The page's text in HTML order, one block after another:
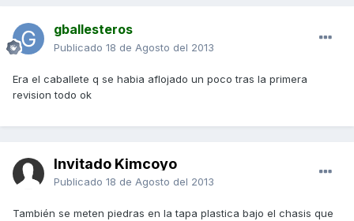
gballesteros
Publicado 18 de Agosto del 2013
Era el caballete q se habia aflojado un poco tras la primera
revision todo ok
Invitado Kimcoyo
Publicado 18 de Agosto del 2013
También se meten piedras en la tapa plastica bajo el chasis que